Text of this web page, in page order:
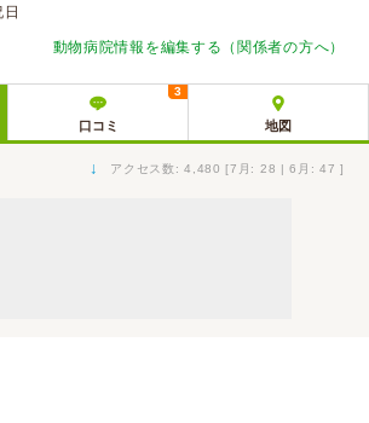
日
動物病院情報を編集する（関係者の方へ）
口コミ
3
地図
↓ アクセス数: 4,480 [7月: 28 | 6月: 47 ]